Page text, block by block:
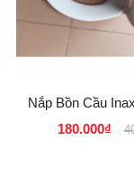
Nắp Bồn Cầu
Ceasar, Toto,
180.000₫